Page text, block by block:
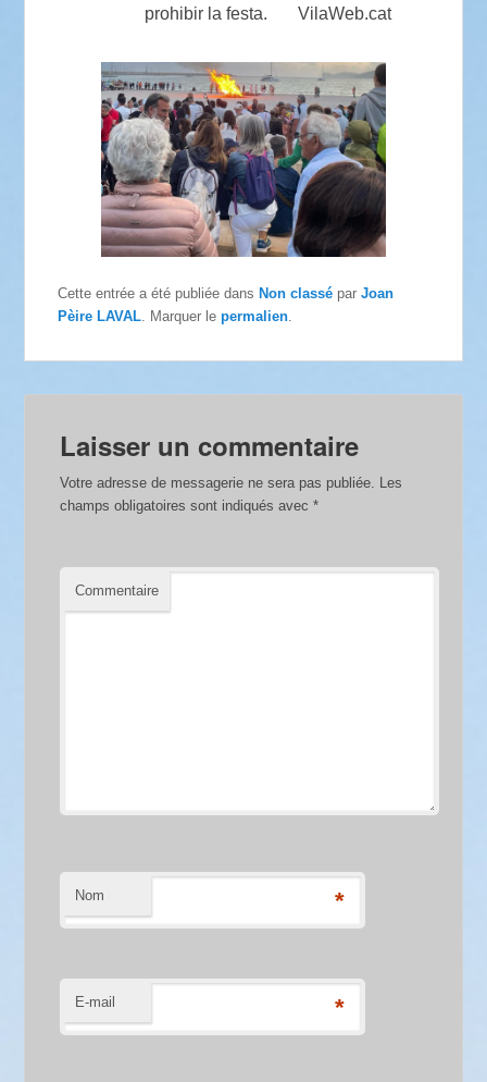
prohibir la festa. VilaWeb.cat
Cette entrée a été publiée dans Non classé parJoan
Pèire LAVAL. Marquer lepermalien.
Laisser un commentaire
Votre adresse de messagerie ne sera pas publiée. Les
champs obligatoires sont indiqués avec*
Commentaire
Nom *
E-mail *